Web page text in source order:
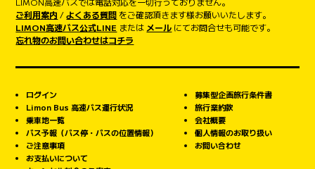
ご利用案内 /よくある質問をご確認頂きます様お願いいたします。
LIMON高速バス公式LINE または メール にてお問合せも可能です。
忘れ物のお問い合わせはコチラ
ログイン
Limon Bus 高速バス運行状況
乗車地一覧
バス予報（バス停・バスの位置情報）
ご注意事項
お支払いについて
募集型企画旅行条件書
旅行業約款
会社概要
個人情報のお取り扱い
お問い合わせ